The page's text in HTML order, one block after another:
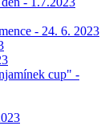
- 24. 6. 2023
cup" -